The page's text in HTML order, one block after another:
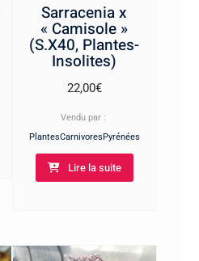
Sarracenia x
« Camisole »
(S.X40, Plantes-
Insolites)
22,00€
Vendu par :
PlantesCarnivoresPyrénées
Lire la suite